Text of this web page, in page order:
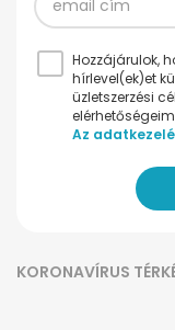
Hozzájárulok,
hírlevel(ek)et
üzletszerzési
Az
KORONAVÍRUS